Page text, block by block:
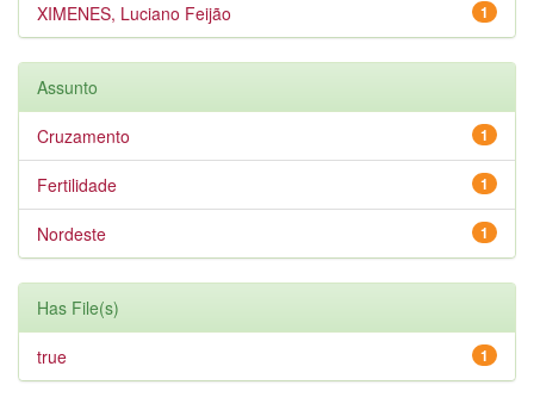
1
XIMENES, Luciano Feijão
Assunto
1
Cruzamento
1
Fertilidade
1
Nordeste
Has File(s)
1
true